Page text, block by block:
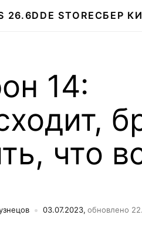
26.6DDE STORE СБЕР
14:
что
03.07.2023, обновлено